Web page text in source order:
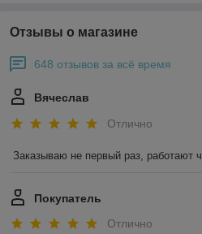
Отзывы о магазине
648 отзывов за всё время
Вячеслав
Отлично
Заказываю не первый раз, работают
Покупатель
Отлично